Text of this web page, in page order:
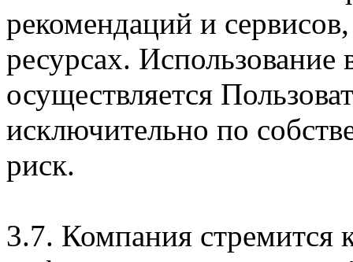
рекомендаций и
ресурсах.
осуществляется
исключительно по
риск.
3.7. Компания стремится